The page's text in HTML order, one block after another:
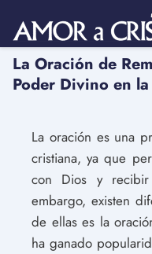
La Oración de
Poder Divino en
La oración es una
cristiana, ya que
con Dios y
embargo, existen
de ellas es la
ha ganado